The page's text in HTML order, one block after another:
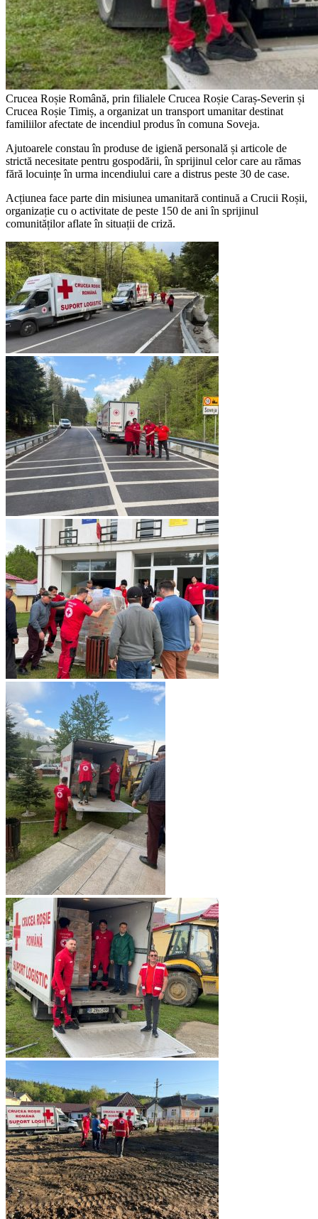
Crucea Roșie Română, prin filialele Crucea Roșie Caraș-Severin și
Crucea Roșie Timiș, a organizat un transport umanitar destinat
familiilor afectate de incendiul produs în comuna Soveja.
Ajutoarele constau în produse de igienă personală și articole de
strictă necesitate pentru gospodării, în sprijinul celor care au rămas
fără locuințe în urma incendiului care a distrus peste 30 de case.
Acțiunea face parte din misiunea umanitară continuă a Crucii Roșii,
organizație cu o activitate de peste 150 de ani în sprijinul
comunităților aflate în situații de criză.